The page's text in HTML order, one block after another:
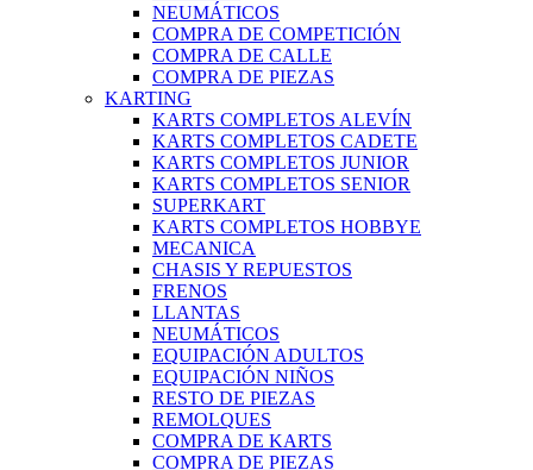
NEUMÁTICOS
COMPRA DE COMPETICIÓN
COMPRA DE CALLE
COMPRA DE PIEZAS
KARTING
KARTS COMPLETOS ALEVÍN
KARTS COMPLETOS CADETE
KARTS COMPLETOS JUNIOR
KARTS COMPLETOS SENIOR
SUPERKART
KARTS COMPLETOS HOBBYE
MECANICA
CHASIS Y REPUESTOS
FRENOS
LLANTAS
NEUMÁTICOS
EQUIPACIÓN ADULTOS
EQUIPACIÓN NIÑOS
RESTO DE PIEZAS
REMOLQUES
COMPRA DE KARTS
COMPRA DE PIEZAS